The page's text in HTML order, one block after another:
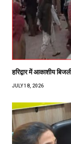
हरिद्वार में आकाशीय
JULY 18, 2026